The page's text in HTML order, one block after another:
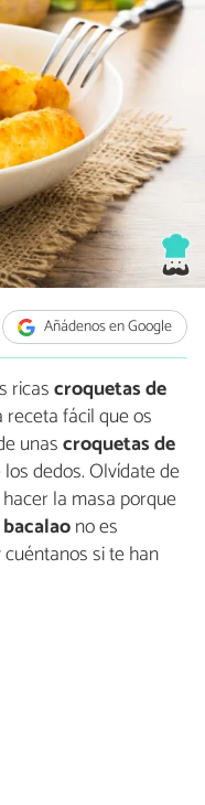
Añádenos en Google
ricascroquetas de
fácil que os
unascroquetas de
dedos. Olvídate de
la masa porque
no es
si te han